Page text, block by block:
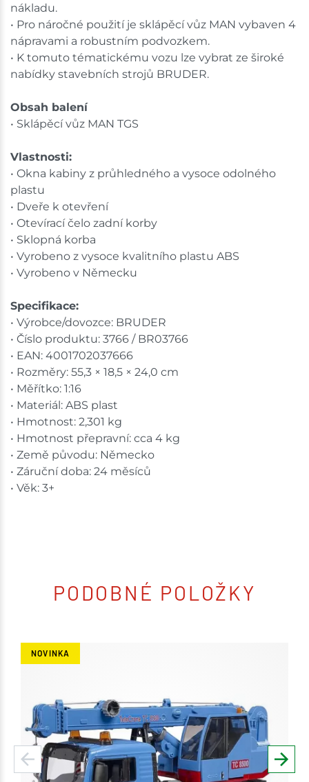
nákladu.
• Pro náročné použití je sklápěcí vůz MAN vybaven 4
nápravami a robustním podvozkem.
• K tomuto tématickému vozu lze vybrat ze široké
nabídky stavebních strojů BRUDER.
Obsah balení
• Sklápěcí vůz MAN TGS
Vlastnosti:
• Okna kabiny z průhledného a vysoce odolného
plastu
• Dveře k otevření
• Otevírací čelo zadní korby
• Sklopná korba
• Vyrobeno z vysoce kvalitního plastu ABS
• Vyrobeno v Německu
Specifikace:
• Výrobce/dovozce: BRUDER
• Číslo produktu: 3766 / BR03766
• EAN: 4001702037666
• Rozměry: 55,3 × 18,5 × 24,0 cm
• Měřítko: 1:16
• Materiál: ABS plast
• Hmotnost: 2,301 kg
• Hmotnost přepravní: cca 4 kg
• Země původu: Německo
• Záruční doba: 24 měsíců
• Věk: 3+
PODOBNÉ POLOŽKY
NOVINKA